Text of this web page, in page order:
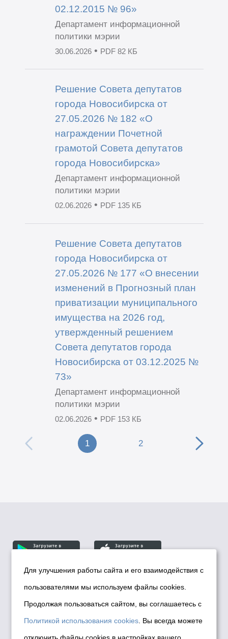
02.12.2015 № 96»
Департамент информационной
политики мэрии
30.06.2026• PDF 82 КБ
Решение Совета депутатов
города Новосибирска от
27.05.2026 № 182 «О
награждении Почетной
грамотой Совета депутатов
города Новосибирска»
Департамент информационной
политики мэрии
02.06.2026• PDF 135 КБ
Решение Совета депутатов
города Новосибирска от
27.05.2026 № 177 «О внесении
изменений в Прогнозный план
приватизации муниципального
имущества на 2026 год,
утвержденный решением
Совета депутатов города
Новосибирска от 03.12.2025 №
73»
Департамент информационной
политики мэрии
02.06.2026• PDF 153 КБ
1 2
© Департамент информационной политики мэрии
города Новосибирска, 2026
Политика использования Cookies
Политика по обработке персональных
Для улучшения работы сайта и его взаимодействия с
пользователями мы используем файлы cookies.
Продолжая пользоваться сайтом, вы соглашаетесь с
Политикой использования cookies . Вы всегда можете